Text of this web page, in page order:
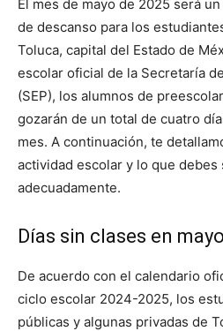
El mes de mayo de 2025 será
de descanso para los
Toluca, capital del Estado de
escolar oficial de la Secretaría
(SEP), los alumnos de
gozarán de un total de cuatro
mes. A continuación, te
actividad escolar y lo que
adecuadamente.
Días sin clases en
De acuerdo con el calendario
ciclo escolar 2024-2025, los
públicas y algunas privadas de